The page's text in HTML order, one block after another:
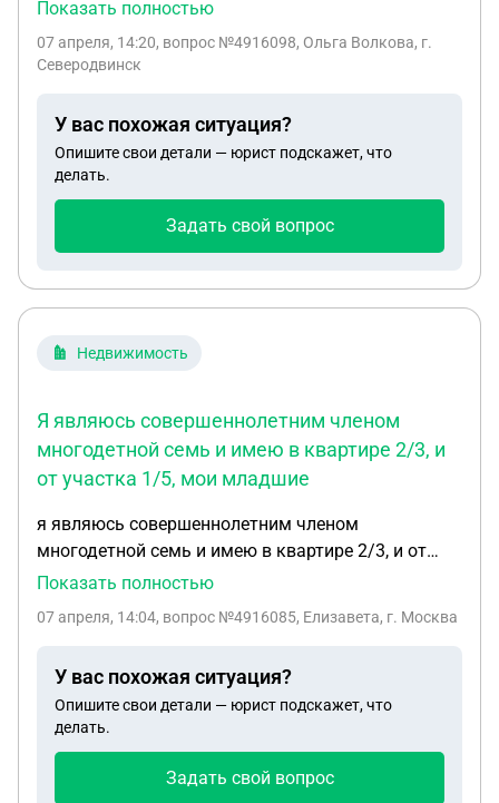
больничном? Я должна через неделю идти в
я на больничном, то в отпуск не пойду. Я и в
прошлом году не была в отпуске ,компенсацию не
получала и в этом году получается такая же
ситуация, ни компенсации и отпуска.
Показать полностью
07 апреля, 14:20, вопрос №4916098, Ольга Волкова, г.
Северодвинск
У вас похожая ситуация?
Опишите свои детали — юрист подскажет, что
делать.
Задать свой вопрос
Недвижимость
Я являюсь совершеннолетним членом
многодетной семь и имею в квартире 2/3, и
от участка 1/5, мои младшие
я являюсь совершеннолетним членом
многодетной семь и имею в квартире 2/3, и от
участка 1/5, мои младшие (несовершеннолетние)
сестра еще так же имеет в квартире 0,5/3.
оформить так сказать обмен, я им отдаю доли в
квартире, а они мне свои доли в участке
(незастроенном, просто голое поле)? но есть
после моего получения долей в участке, он
Показать полностью
07 апреля, 14:04, вопрос №4916085, Елизавета, г. Москва
У вас похожая ситуация?
Опишите свои детали — юрист подскажет, что
делать.
Задать свой вопрос